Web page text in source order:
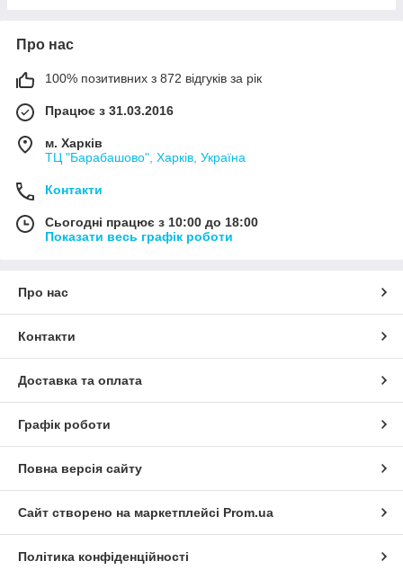
Про нас
100% позитивних з 872 відгуків за рік
Працює з 31.03.2016
м. Харків
ТЦ "Барабашово", Харків, Україна
Контакти
Сьогодні працює з 10:00 до 18:00
Показати весь графік роботи
Про нас
Контакти
Доставка та оплата
Графік роботи
Повна версія сайту
Сайт створено на маркетплейсі Prom.ua
Політика конфіденційності